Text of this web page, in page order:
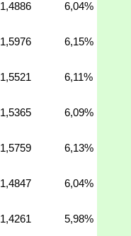
1,4886 6,04%
1,5976 6,15%
1,5521 6,11%
1,5365 6,09%
1,5759 6,13%
1,4847 6,04%
1,4261 5,98%